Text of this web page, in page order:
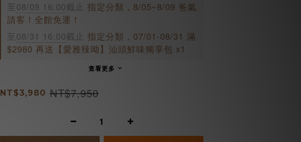
至08/09 16:00截止 指定分類，8/05~8/09 爸氣
請客！全館免運！
至08/31 16:00截止 指定分類，07/01-08/31 滿
$2980 再送【愛雅辣呦】汕頭鮮味獨享包 x1
查看更多
NT$3,980 NT$7,950